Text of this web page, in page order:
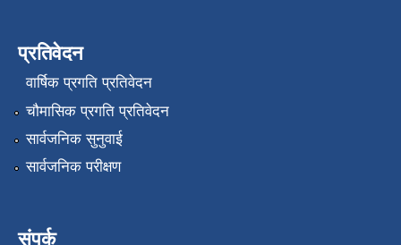
प्रतिवेदन
वार्षिक प्रगति प्रतिवेदन
चौमासिक प्रगति प्रतिवेदन
सार्वजनिक सुनुवाई
सार्वजनिक परीक्षण
संपर्क